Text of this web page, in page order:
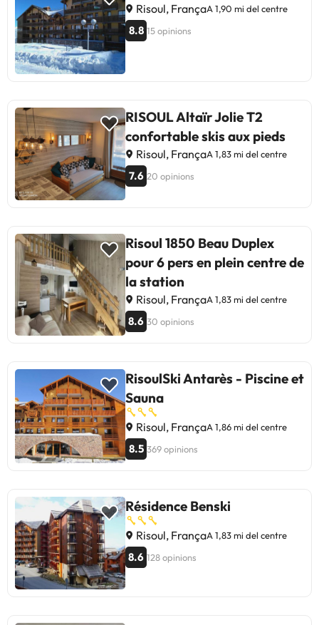
Risoul, FrançaA 1,90 mi del centre
8.8 15 opinions
RISOUL Altaïr Jolie T2
confortable skis aux pieds
Risoul, FrançaA 1,83 mi del centre
7.6 20 opinions
Risoul 1850 Beau Duplex
pour 6 pers en plein centre de
la station
Risoul, FrançaA 1,83 mi del centre
8.6 30 opinions
RisoulSki Antarès - Piscine et
Sauna
Risoul, FrançaA 1,86 mi del centre
8.5 369 opinions
Résidence Benski
Risoul, FrançaA 1,83 mi del centre
8.6 128 opinions